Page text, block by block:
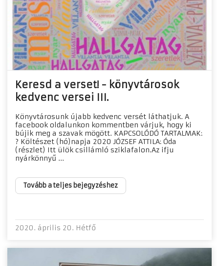
Keresd a verset! - könyvtárosok
kedvenc versei III.
Könyvtárosunk újabb kedvenc versét láthatjuk. A
facebook oldalunkon kommentben várjuk, hogy ki
bújik meg a szavak mögött. KAPCSOLÓDÓ TARTALMAK:
? Költészet (hó)napja 2020 JÓZSEF ATTILA: Óda
(részlet) Itt ülök csillámló sziklafalon.Az ifju
nyárkönnyű ...
Tovább a teljes bejegyzéshez
2020. április 20. Hétfő